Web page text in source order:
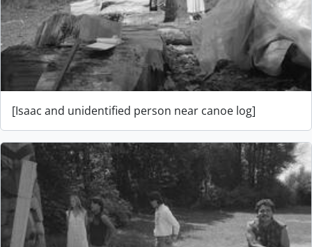
[Isaac and unidentified person near canoe log]